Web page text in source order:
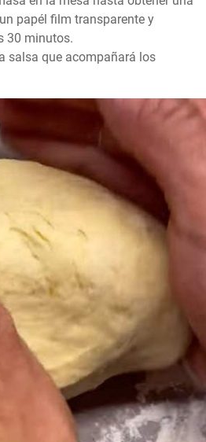
papél film transparente y
30 minutos.
salsa que acompañará los